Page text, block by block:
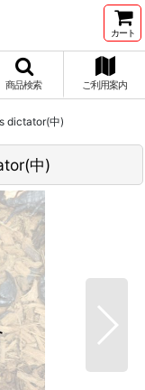
カート
商品検索 ご利用案内
dictator(中)
中)